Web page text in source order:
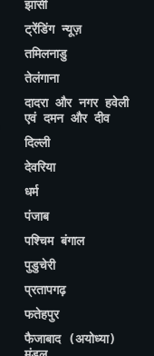
झांसी
ट्रेंडिंग न्यूज़
तमिलनाडु
तेलंगाना
दादरा और नगर हवेली
एवं दमन और दीव
दिल्ली
देवरिया
धर्म
पंजाब
पश्चिम बंगाल
पुडुचेरी
प्रतापगढ़
फतेहपुर
फैजाबाद (अयोध्या)